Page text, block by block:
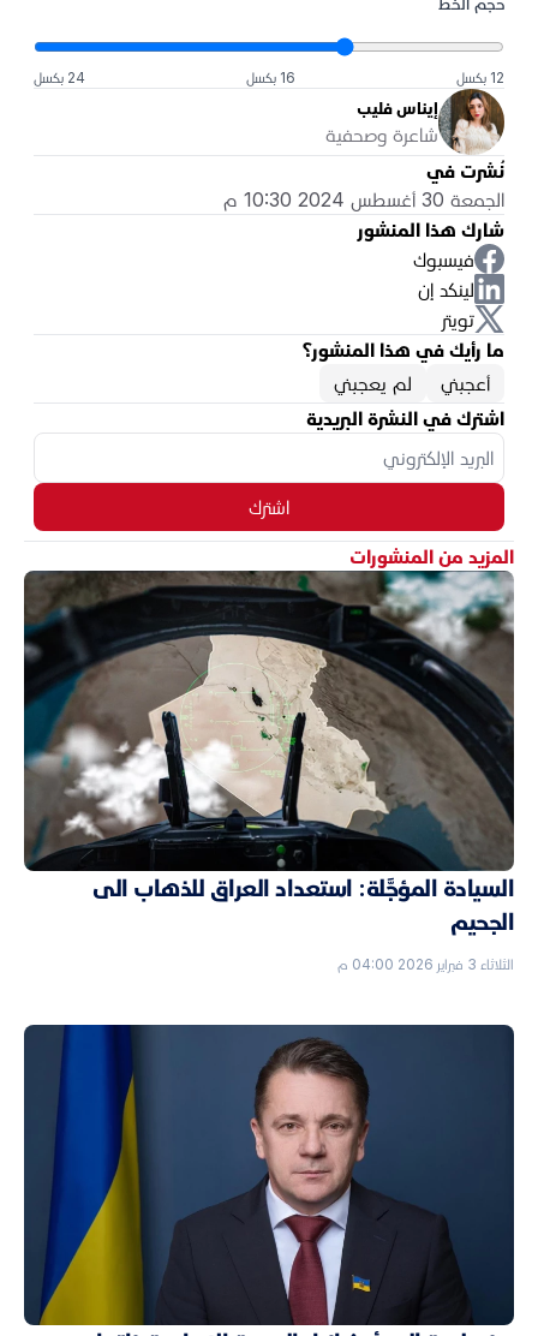
12 بكسل 16 بكسل 24 بكسل
إيناس فليب
شاعرة وصحفية
نُشرت في
الجمعة 30 أغسطس 2024 10:30 م
شارك هذا المنشور
فيسبوك
لينكد إن
تويتر
ما رأيك في هذا المنشور؟
أعجبني
لم يعجبني
اشترك في النشرة البريدية
اشترك
المزيد من المنشورات
السيادة المؤجَّلة: استعداد العراق للذهاب الى
الجحيم
الثلاثاء 3 فبراير 2026 04:00 م